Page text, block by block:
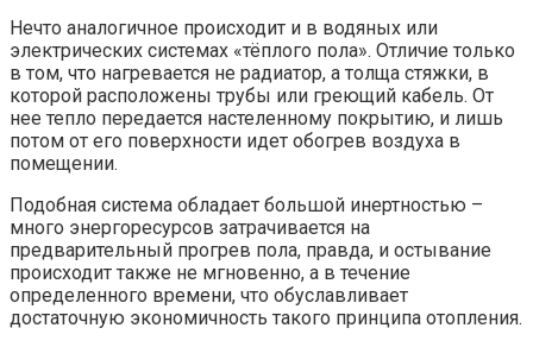
Нечто аналогичное происходит и в водяных или
электрических системах «тёплого пола». Отличие только
в том, что нагревается не радиатор, а толща стяжки, в
которой расположены трубы или греющий кабель. От
нее тепло передается настеленному покрытию, и лишь
потом от его поверхности идет обогрев воздуха в
помещении.
Подобная система обладает большой инертностью –
много энергоресурсов затрачивается на
предварительный прогрев пола, правда, и остывание
происходит также не мгновенно, а в течение
определенного времени, что обуславливает
достаточную экономичность такого принципа отопления.